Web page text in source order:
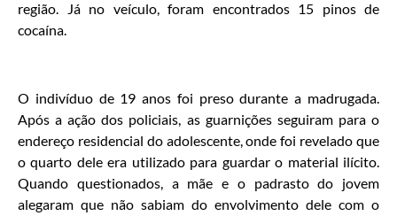
região. Já no veículo, foram encontrados 15 pinos de
cocaína.
O indivíduo de 19 anos foi preso durante a madrugada.
Após a ação dos policiais, as guarnições seguiram para o
endereço residencial do adolescente, onde foi revelado que
o quarto dele era utilizado para guardar o material ilícito.
Quando questionados, a mãe e o padrasto do jovem
alegaram que não sabiam do envolvimento dele com o